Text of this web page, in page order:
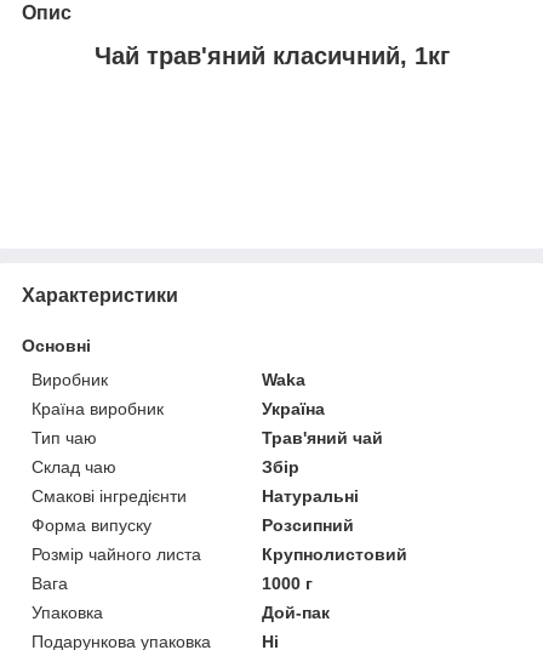
Опис
Чай трав'яний класичний, 1кг
Характеристики
Основні
Виробник
Waka
Країна виробник
Україна
Тип чаю
Трав'яний чай
Склад чаю
Збір
Смакові інгредієнти
Натуральні
Форма випуску
Розсипний
Розмір чайного листа
Крупнолистовий
Вага
1000 г
Упаковка
Дой-пак
Подарункова упаковка
Ні